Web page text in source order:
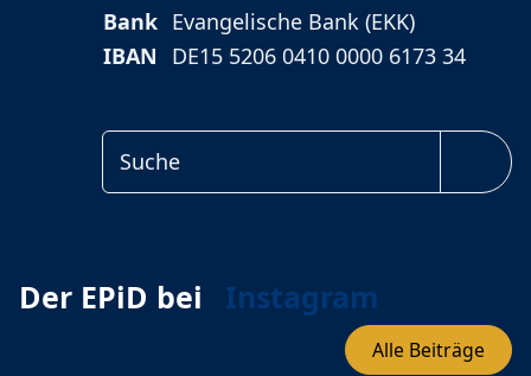
Bank Evangelische Bank (EKK)
IBAN
DE15 5206 0410 0000 6173 34
MINNE_TYPE_SEARCH
Der EPiD bei Instagram
Alle Beiträge